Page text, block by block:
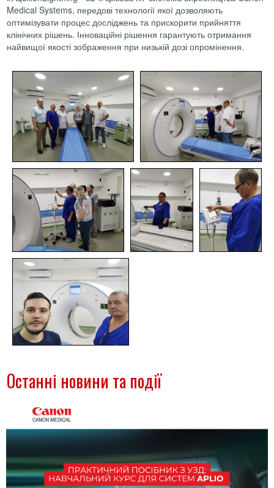
Medical Systems, передові технології якої дозволяють
оптимізувати процес досліджень та прискорити прийняття
клінічних рішень. Інноваційні рішення гарантують отримання
найвищої якості зображення при низькій дозі опромінення.
Останні новини та події